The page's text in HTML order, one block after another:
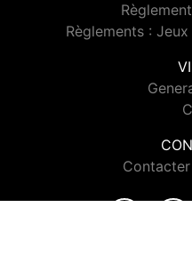
Règlements :